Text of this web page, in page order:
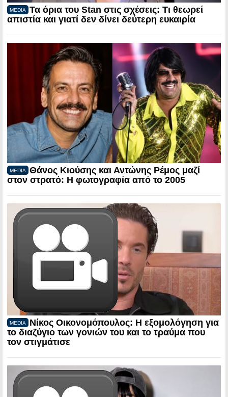
MEDIA
Τα όρια του Stan στις σχέσεις: Τι θεωρεί
απιστία και γιατί δεν δίνει δεύτερη ευκαιρία
MEDIA
Θάνος Κιούσης και Αντώνης Ρέμος μαζί
στον στρατό: Η φωτογραφία από το 2005
MEDIA
Νίκος Οικονομόπουλος: Η εξομολόγηση για
το διαζύγιο των γονιών του και το τραύμα που
τον στιγμάτισε